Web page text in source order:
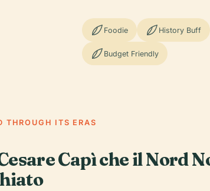
Foodie History Buff
Budget Friendly
THROUGH ITS ERAS
Capì che il Nord